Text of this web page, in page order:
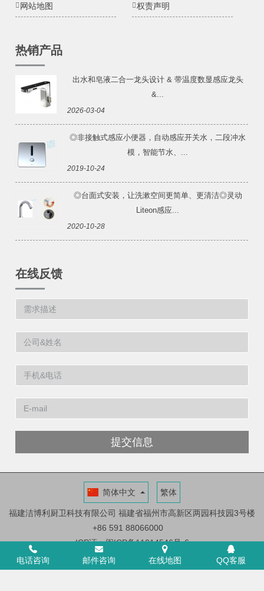
网站地图 权责声明
热销产品
出水和皂液二合一龙头设计 & 带温度数显感应龙头
&...
2026-03-04
◎非接触式感应小便器，自动感应开关水，二段冲水
模，智能节水、...
2019-10-24
◎台面式安装，让洗漱空间更简单、更清洁◎灵动
Liteon感应...
2020-10-28
在线反馈
提交信息
简体中文 繁体
福建洁博利厨卫科技有限公司 福建省福州市高新区两园科技园3号楼
+86 591 88066000
ICP证：闽ICP备11014546号-6
电话咨询
邮件咨询 在线地图 QQ客服